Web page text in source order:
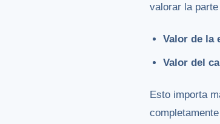
valorar la
Valor de la
Valor del
Esto importa